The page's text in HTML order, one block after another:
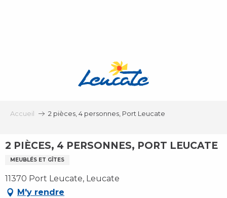
Accueil 2 pièces, 4 personnes, Port Leucate
2 PIÈCES, 4 PERSONNES, PORT LEUCATE
MEUBLÉS ET GÎTES
11370 Port Leucate, Leucate
M'y rendre